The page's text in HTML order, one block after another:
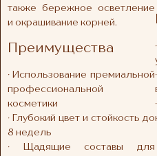
также бережное осветление
и окрашивание корней.
Преимущества
· Использование премиальной
профессиональной
косметики
· Глубокий цвет и стойкость до
8 недель
· Щадящие составы для